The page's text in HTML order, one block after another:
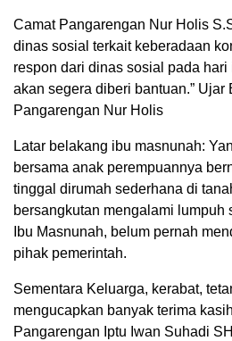
Camat Pangarengan Nur Holis
dinas sosial terkait keberadaan
respon dari dinas sosial pada
akan segera diberi bantuan.” Ujar
Pangarengan Nur Holis
Latar belakang ibu masnunah:
bersama anak perempuannya
tinggal dirumah sederhana di
bersangkutan mengalami lumpuh
Ibu Masnunah, belum pernah
pihak pemerintah.
Sementara Keluarga, kerabat,
mengucapkan banyak terima
Pangarengan Iptu Iwan Suhadi